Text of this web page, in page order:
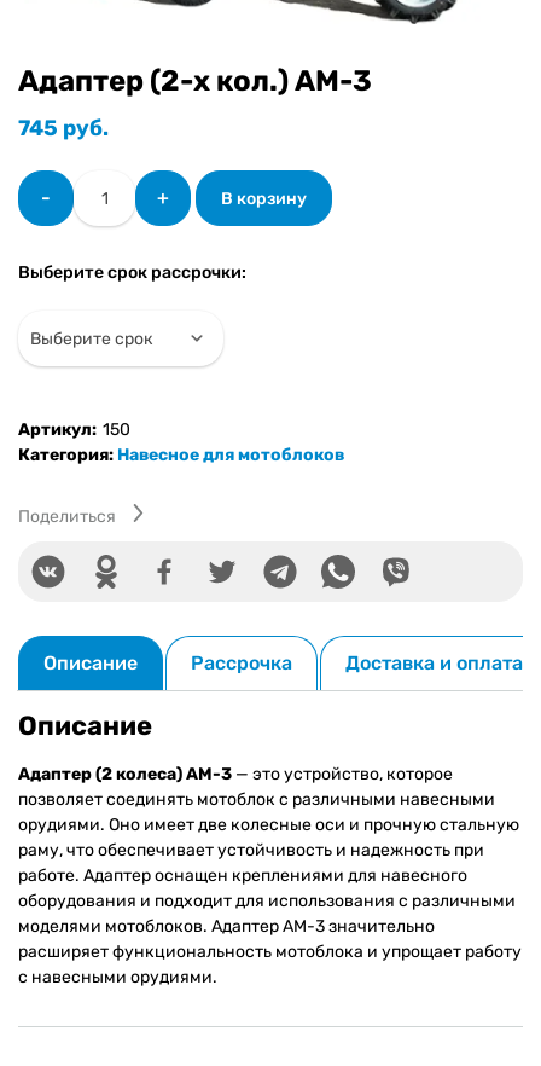
Адаптер (2-х кол.) АМ-3
745 руб.
-
Количество
товара
Адаптер
х
АМ-3
+ В корзину
Выберите срок рассрочки:
Артикул: 150
Категория: Навесное для мотоблоков
Поделиться
Описание Рассрочка Доставка и оплата
Описание
Адаптер (2 колеса) AM-3 — это устройство, которое
позволяет соединять мотоблок с различными навесными
орудиями. Оно имеет две колесные оси и прочную стальную
раму, что обеспечивает устойчивость и надежность при
работе. Адаптер оснащен креплениями для навесного
оборудования и подходит для использования с различными
моделями мотоблоков. Адаптер AM-3 значительно
расширяет функциональность мотоблока и упрощает работу
с навесными орудиями.